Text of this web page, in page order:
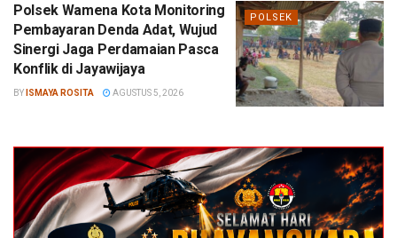
POLSEK
Polsek Wamena Kota Monitoring
Pembayaran Denda Adat, Wujud
Sinergi Jaga Perdamaian Pasca
Konflik di Jayawijaya
BY ISMAYA ROSITA AGUSTUS 5, 2026